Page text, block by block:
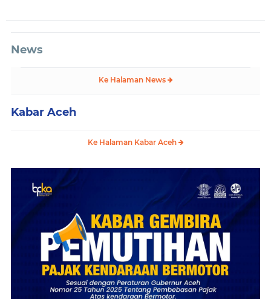
News
Ke Halaman News
Kabar Aceh
Ke Halaman Kabar Aceh